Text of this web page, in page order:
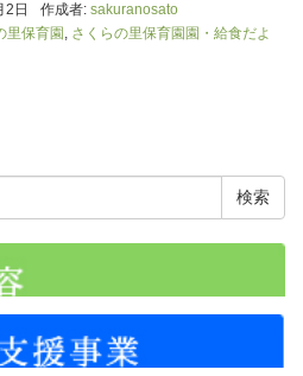
2日 作成者: sakuranosato
里保育園 さくらの里保育園園・給食だよ